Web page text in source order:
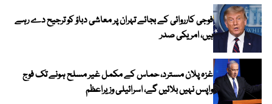
فوجی کارروائی کے بجائے تہران پر معاشی دباؤ کو ترجیح دے رہے
ہیں، امریکی صدر
غزہ پلان مسترد، حماس کے مکمل غیر مسلح ہونے تک فوج
واپس نہیں بلائیں گے، اسرائیلی وزیراعظم